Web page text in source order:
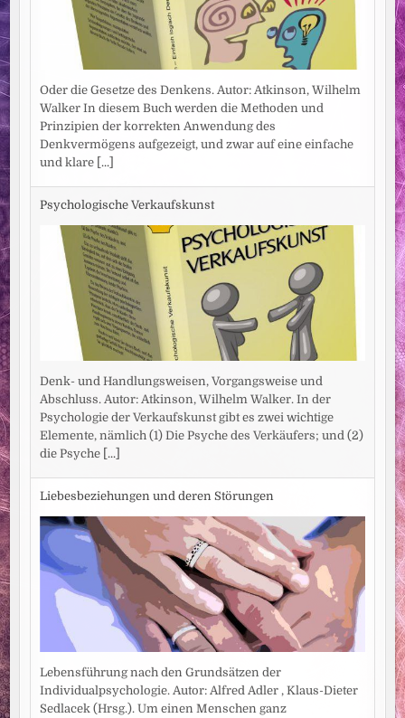
Oder die Gesetze des Denkens. Autor: Atkinson, Wilhelm
Walker In diesem Buch werden die Methoden und
Prinzipien der korrekten Anwendung des
Denkvermögens aufgezeigt, und zwar auf eine einfache
und klare [...]
Psychologische Verkaufskunst
Denk- und Handlungsweisen, Vorgangsweise und
Abschluss. Autor: Atkinson, Wilhelm Walker. In der
Psychologie der Verkaufskunst gibt es zwei wichtige
Elemente, nämlich (1) Die Psyche des Verkäufers; und (2)
die Psyche [...]
Liebesbeziehungen und deren Störungen
Lebensführung nach den Grundsätzen der
Individualpsychologie. Autor: Alfred Adler , Klaus-Dieter
Sedlacek (Hrsg.). Um einen Menschen ganz